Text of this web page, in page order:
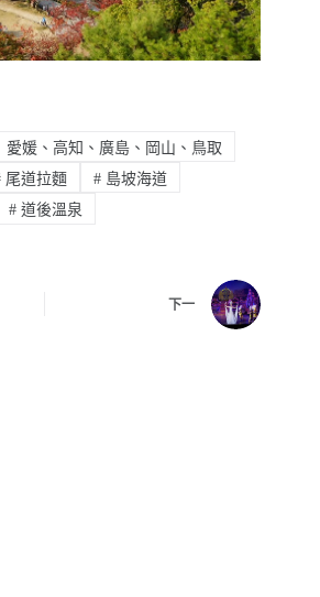
媛、高知、廣島、岡山、鳥取
尾道拉麵 # 島坡海道
# 道後溫泉
下一